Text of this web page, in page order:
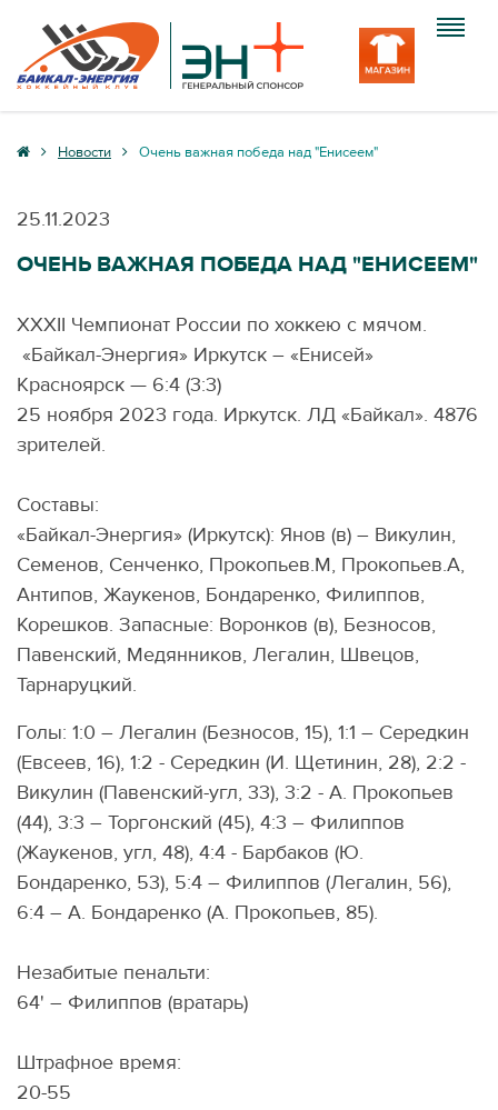
Клуб
Вход
Новости Очень важная победа над "Енисеем"
25.11.2023
ОЧЕНЬ ВАЖНАЯ ПОБЕДА НАД "ЕНИСЕЕМ"
ХХХII Чемпионат России по хоккею с мячом.
«Байкал-Энергия» Иркутск – «Енисей»
Красноярск — 6:4 (3:3)
25 ноября 2023 года. Иркутск. ЛД «Байкал». 4876
зрителей.
Составы:
«Байкал-Энергия» (Иркутск): Янов (в) – Викулин,
Семенов, Сенченко, Прокопьев.М, Прокопьев.А,
Антипов, Жаукенов, Бондаренко, Филиппов,
Корешков. Запасные: Воронков (в), Безносов,
Павенский, Медянников, Легалин, Швецов,
Тарнаруцкий.
Голы: 1:0 – Легалин (Безносов, 15), 1:1 – Середкин
(Евсеев, 16), 1:2 - Середкин (И. Щетинин, 28), 2:2 -
Викулин (Павенский-угл, 33), 3:2 - А. Прокопьев
(44), 3:3 – Торгонский (45), 4:3 – Филиппов
(Жаукенов, угл, 48), 4:4 - Барбаков (Ю.
Бондаренко, 53), 5:4 – Филиппов (Легалин, 56),
6:4 – А. Бондаренко (А. Прокопьев, 85).
Незабитые пенальти:
64' – Филиппов (вратарь)
Штрафное время:
20-55